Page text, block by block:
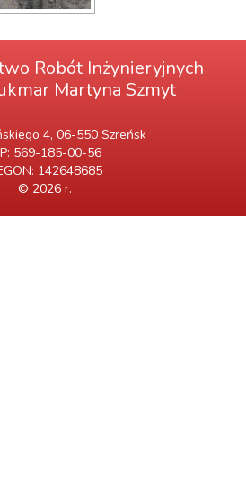
Robót Inżynieryjnych
Martyna Szmyt
4, 06-550 Szreńsk
569-185-00-56
142648685
© 2026 r.